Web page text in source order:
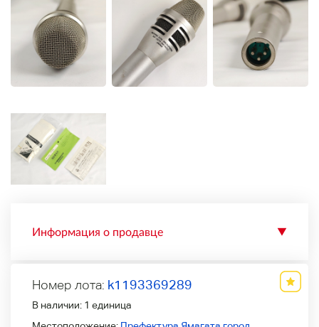
Информация о продавце ▼
Номер лота: k1193369289
В наличии: 1 единица